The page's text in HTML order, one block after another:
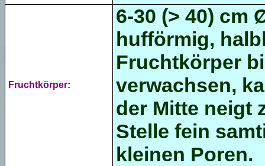
Fruchtkörper:
6-30 (> 40) cm
hufförmig,
Fruchtkörper
verwachsen,
der Mitte neigt
Stelle fein
kleinen Poren.